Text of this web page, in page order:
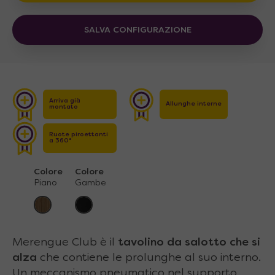
SALVA CONFIGURAZIONE
Arriva già
montato
Allunghe interne
Ruote piroettanti
a 360°
Colore
Piano
Colore
Gambe
Merengue Club è il tavolino da salotto che si
alza che contiene le prolunghe al suo interno.